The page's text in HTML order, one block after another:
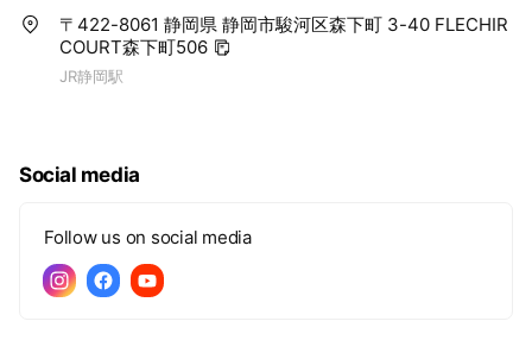
〒422-8061 静岡県 静岡市駿河区森下町 3-40 FLECHIR
COURT森下町506
JR静岡駅
Social media
Follow us on social media